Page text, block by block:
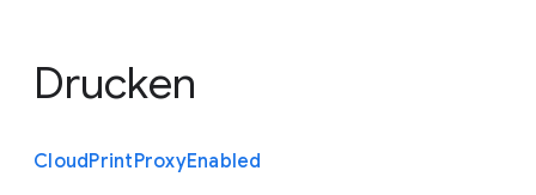
Drucken
CloudPrintProxyEnabled